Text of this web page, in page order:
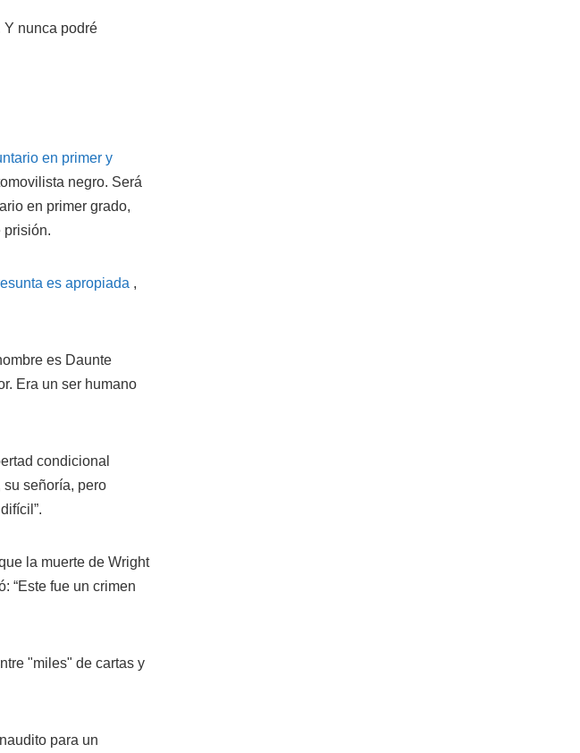
Y nunca podré
en primer y
negro. Será
en primer grado,
prisión.
es apropiada ,
es Daunte
Era un ser humano
condicional
su señoría, pero
la muerte de Wright
“Este fue un crimen
"miles" de cartas y
para un